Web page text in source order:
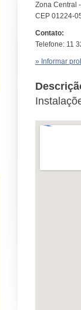
Zona Central
CEP 01224-
Contato:
Telefone: 11
» Informar